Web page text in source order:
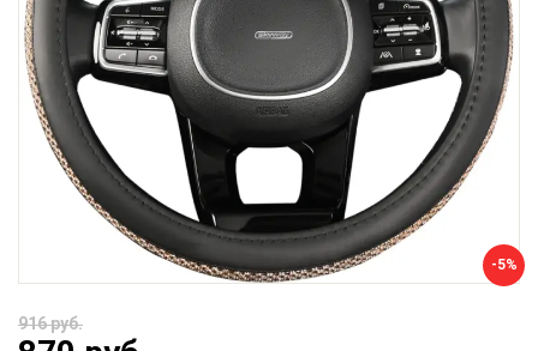
-5%
916 руб.